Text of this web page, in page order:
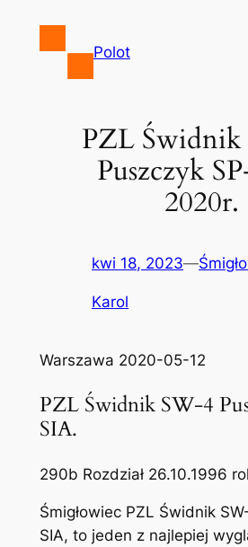
Polot
PZL
Puszczyk
2020r.
kwi 18, 2023—
Karol
Warszawa 2020-05-12
PZL Świdnik SW-4
SIA.
290b Rozdział 26.10.1996
Śmigłowiec PZL Świdnik
SIA, to jeden z najlepiej